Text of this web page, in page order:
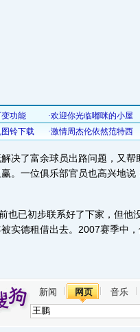
决了富余球员出路问题，又
。一位俱乐部官员也高兴地说
已初步联系好了下家，但他
实德租借出去。2007赛季中，
新闻 网页 音乐